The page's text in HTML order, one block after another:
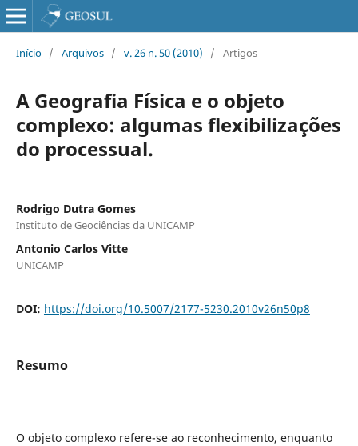
Início / Arquivos / v. 26 n. 50 (2010) / Artigos
A Geografia Física e o objeto
complexo: algumas flexibilizações
do processual.
Rodrigo Dutra Gomes
Instituto de Geociências da UNICAMP
Antonio Carlos Vitte
UNICAMP
DOI: https://doi.org/10.5007/2177-5230.2010v26n50p8
Resumo
O objeto complexo refere-se ao reconhecimento, enquanto